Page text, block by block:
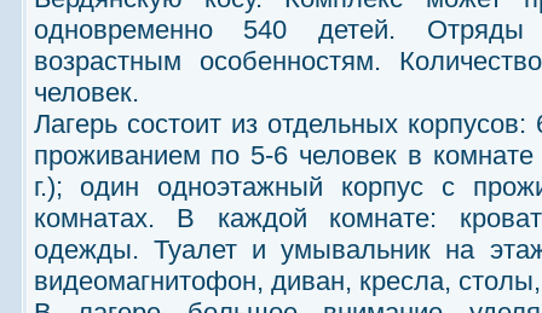
одновременно 540 детей. Отряды
возрастным особенностям.
человек.
Лагерь состоит из отдельных
проживанием по 5-6 человек в комнате
г.); один одноэтажный корпус с
комнатах. В каждой комнате:
одежды. Туалет и умывальник на
видеомагнитофон, диван, кресла,